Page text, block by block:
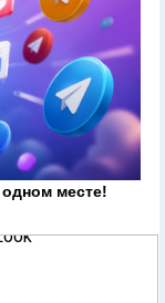
месте!